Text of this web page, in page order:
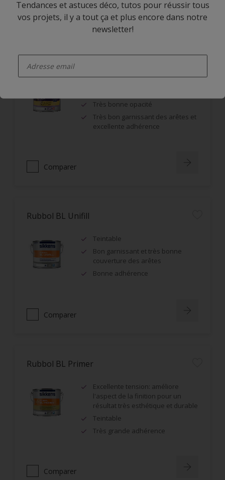
Comparer
Très bonne opacité
Très bon garnissant des arêtes et
excellente adhérence
Comparer
Rubbol BL Unifill
Teintable
Bon garnissant et très bonne
couverture des arêtes
Bonne adhérence
Comparer
Rubbol BL Primer
Excellente tension: améliore
l'aspect de la finition pour un
résultat très esthétique et durable
Teintable
Très grande adhérence
Comparer
Tendances et astuces déco, tutos pour réussir tous
vos projets, il y a tout ça et plus encore dans notre
newsletter!